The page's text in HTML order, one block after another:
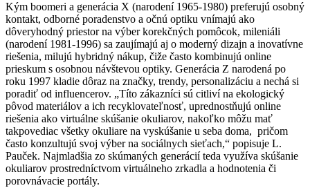
Kým boomeri a generácia X (narodení 1965-1980) preferujú osobný
kontakt, odborné poradenstvo a očnú optiku vnímajú ako
dôveryhodný priestor na výber korekčných pomôcok, mileniáli
(narodení 1981-1996) sa zaujímajú aj o moderný dizajn a inovatívne
riešenia, milujú hybridný nákup, čiže často kombinujú online
prieskum s osobnou návštevou optiky. Generácia Z narodená po
roku 1997 kladie dôraz na značky, trendy, personalizáciu a nechá si
poradiť od influencerov. „Títo zákazníci sú citliví na ekologický
pôvod materiálov a ich recyklovateľnosť, uprednostňujú online
riešenia ako virtuálne skúšanie okuliarov, nakoľko môžu mať
takpovediac všetky okuliare na vyskúšanie u seba doma, pričom
často konzultujú svoj výber na sociálnych sieťach,“ popisuje L.
Pauček. Najmladšia zo skúmaných generácií teda využíva skúšanie
okuliarov prostredníctvom virtuálneho zrkadla a hodnotenia či
porovnávacie portály.